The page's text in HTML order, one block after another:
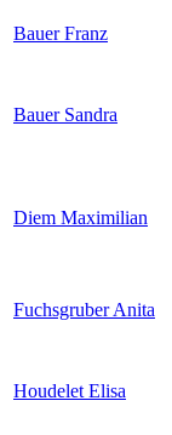
Bauer Franz
Bauer Sandra
Diem Maximilian
Fuchsgruber Anita
Houdelet Elisa